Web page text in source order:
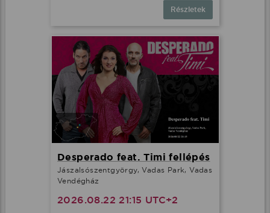
Részletek
Desperado feat. Timi fellépés
Jászalsószentgyörgy, Vadas Park, Vadas
Vendégház
2026.08.22 21:15 UTC+2